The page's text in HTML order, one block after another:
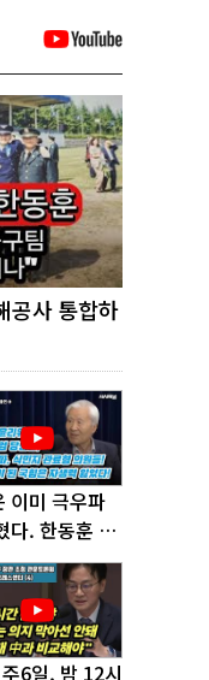
공사 통합하
이미 극우파
다. 한동훈 창
!
6일, 밤 12시